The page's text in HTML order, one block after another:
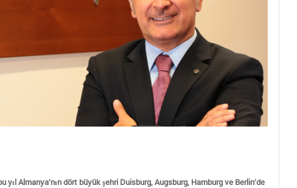
Almanya’nın dört büyük şehri Duisburg, Augsburg, Hamburg ve Berlin’de